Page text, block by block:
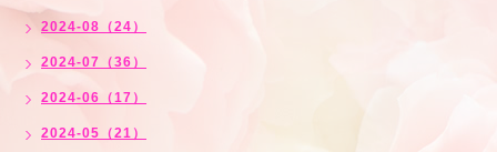
2024-08（24）
2024-07（36）
2024-06（17）
2024-05（21）